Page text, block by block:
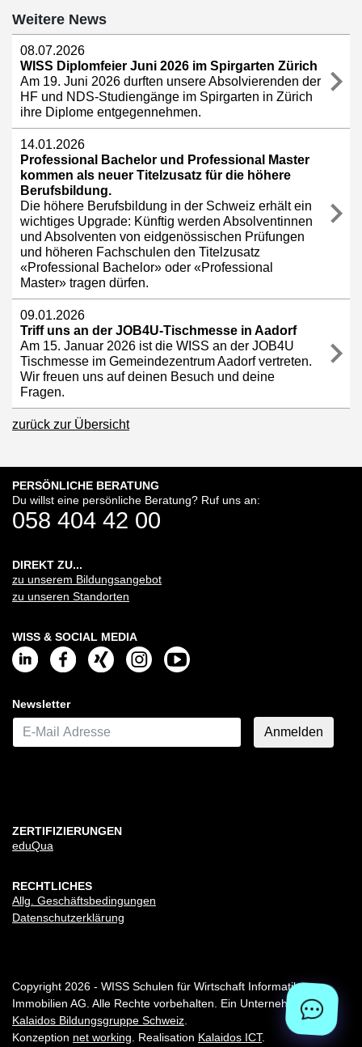
Weitere News
08.07.2026
WISS Diplomfeier Juni 2026 im Spirgarten Zürich
Am 19. Juni 2026 durften unsere Absolvierenden der
HF und NDS-Studiengänge im Spirgarten in Zürich
ihre Diplome entgegennehmen.
14.01.2026
Professional Bachelor und Professional Master
kommen als neuer Titelzusatz für die höhere
Berufsbildung.
Die höhere Berufsbildung in der Schweiz erhält ein
wichtiges Upgrade: Künftig werden Absolventinnen
und Absolventen von eidgenössischen Prüfungen
und höheren Fachschulen den Titelzusatz
«Professional Bachelor» oder «Professional
Master» tragen dürfen.
09.01.2026
Triff uns an der JOB4U-Tischmesse in Aadorf
Am 15. Januar 2026 ist die WISS an der JOB4U
Tischmesse im Gemeindezentrum Aadorf vertreten.
Wir freuen uns auf deinen Besuch und deine
Fragen.
zurück zur Übersicht
PERSÖNLICHE BERATUNG
Du willst eine persönliche Beratung? Ruf uns an:
058 404 42 00
DIREKT ZU...
zu unserem Bildungsangebot
zu unseren Standorten
WISS & SOCIAL MEDIA
Newsletter
E-Mail*
Anmelden
ZERTIFIZIERUNGEN
eduQua
RECHTLICHES
Allg. Geschäftsbedingungen
Datenschutzerklärung
Copyright 2026 - WISS Schulen für Wirtschaft Informatik
Immobilien AG. Alle Rechte vorbehalten. Ein Unternehmen der
Kalaidos Bildungsgruppe Schweiz
Konzeption net working . Realisation Kalaidos ICT.